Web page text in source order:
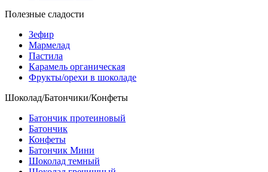
Полезные сладости
Зефир
Мармелад
Пастила
Карамель органическая
Фрукты/орехи в шоколаде
Шоколад/Батончики/Конфеты
Батончик протеиновый
Батончик
Конфеты
Батончик Мини
Шоколад темный